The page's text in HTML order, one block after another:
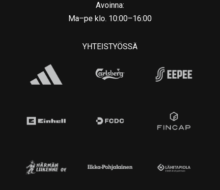
Avoinna:
Ma–pe klo. 10:00–16:00
YHTEISTYÖSSÄ